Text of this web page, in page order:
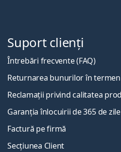
Suport clienți
Întrebări frecvente (FAQ)
Returnarea bunurilor în termen
Reclamații privind calitatea
Garanția înlocuirii de 365 de zile
Factură pe firmă
Secțiunea Client